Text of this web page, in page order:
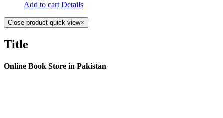
Add to cart Details
Close product quick view×
Title
Online Book Store in Pakistan